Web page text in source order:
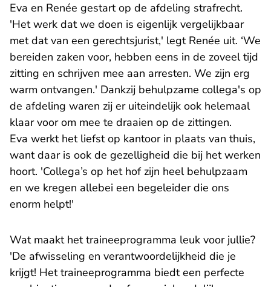
Eva en Renée gestart op de afdeling strafrecht.
'Het werk dat we doen is eigenlijk vergelijkbaar
met dat van een gerechtsjurist,' legt Renée uit. ‘We
bereiden zaken voor, hebben eens in de zoveel tijd
zitting en schrijven mee aan arresten. We zijn erg
warm ontvangen.' Dankzij behulpzame collega's op
de afdeling waren zij er uiteindelijk ook helemaal
klaar voor om mee te draaien op de zittingen.
Eva werkt het liefst op kantoor in plaats van thuis,
want daar is ook de gezelligheid die bij het werken
hoort. 'Collega’s op het hof zijn heel behulpzaam
en we kregen allebei een begeleider die ons
enorm helpt!'
Wat maakt het traineeprogramma leuk voor jullie?
'De afwisseling en verantwoordelijkheid die je
krijgt! Het traineeprogramma biedt een perfecte